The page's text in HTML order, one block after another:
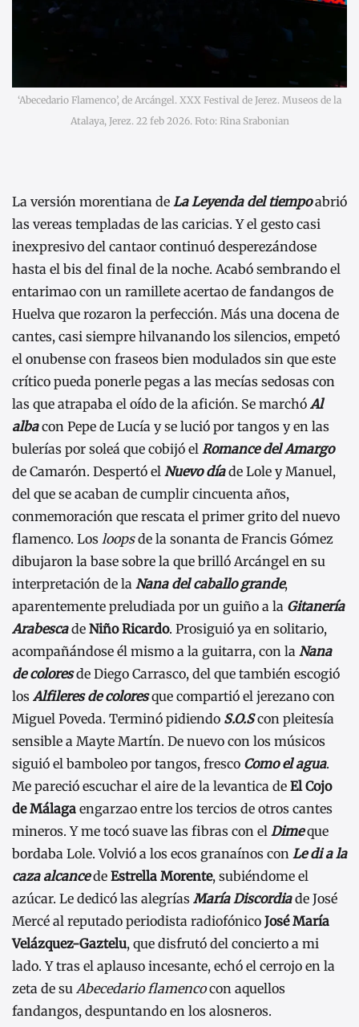
‘Abecedario Flamenco’, de Arcángel. XXX Festival de Jerez. Museos de la
Atalaya, Jerez. 22 feb 2026. Foto: Rina Srabonian
La versión morentiana de La Leyenda del tiempoabrió
las vereas templadas de las caricias. Y el gesto casi
inexpresivo del cantaor continuó desperezándose
hasta el bis del final de la noche. Acabó sembrando el
entarimao con un ramillete acertao de fandangos de
Huelva que rozaron la perfección. Más una docena de
cantes, casi siempre hilvanando los silencios, empetó
el onubense con fraseos bien modulados sin que este
crítico pueda ponerle pegas a las mecías sedosas con
las que atrapaba el oído de la afición. Se marchó Al
albacon Pepe de Lucía y se lució por tangos y en las
bulerías por soleá que cobijó el Romance del Amargo
de Camarón. Despertó el Nuevo díade Lole y Manuel,
del que se acaban de cumplir cincuenta años,
conmemoración que rescata el primer grito del nuevo
flamenco. Los loopsde la sonanta de Francis Gómez
dibujaron la base sobre la que brilló Arcángel en su
interpretación de la Nana del caballo grande,
aparentemente preludiada por un guiño a la Gitanería
Arabescade Niño Ricardo. Prosiguió ya en solitario,
acompañándose él mismo a la guitarra, con la Nana
de coloresde Diego Carrasco, del que también escogió
los Alfileres de coloresque compartió el jerezano con
Miguel Poveda. Terminó pidiendo S.O.Scon pleitesía
sensible a Mayte Martín. De nuevo con los músicos
siguió el bamboleo por tangos, fresco Como el agua.
Me pareció escuchar el aire de la levantica de El Cojo
de Málaga engarzao entre los tercios de otros cantes
mineros. Y me tocó suave las fibras con el Dimeque
bordaba Lole. Volvió a los ecos granaínos con Le di a la
caza alcancede Estrella Morente, subiéndome el
azúcar. Le dedicó las alegrías María Discordiade José
Mercé al reputado periodista radiofónico José María
Velázquez-Gaztelu, que disfrutó del concierto a mi
lado. Y tras el aplauso incesante, echó el cerrojo en la
zeta de su Abecedario flamencocon aquellos
fandangos, despuntando en los alosneros.